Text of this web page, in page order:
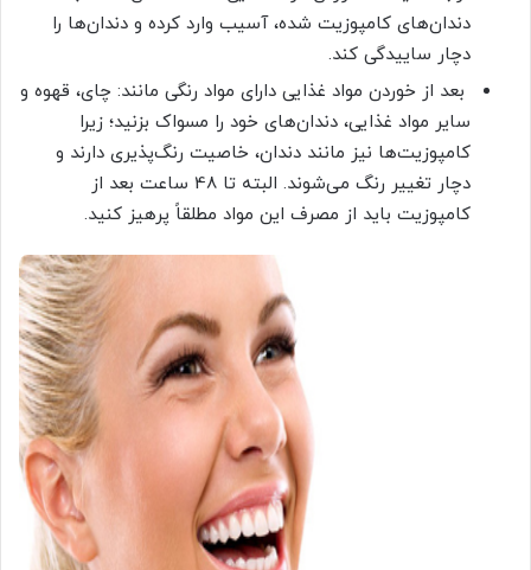
دندان‌های کامپوزیت شده، آسیب وارد کرده و دندان‌ها را
دچار ساییدگی کند.
بعد از خوردن مواد غذایی دارای مواد رنگی مانند: چای، قهوه و
سایر مواد غذایی، دندان‌های خود را مسواک بزنید؛ زیرا
کامپوزیت‌ها نیز مانند دندان، خاصیت رنگ‌پذیری دارند و
دچار تغییر رنگ می‌شوند. البته تا 48 ساعت بعد از
کامپوزیت باید از مصرف این مواد مطلقاً پرهیز کنید.